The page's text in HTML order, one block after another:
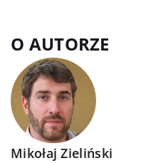
O AUTORZE
Mikołaj Zieliński